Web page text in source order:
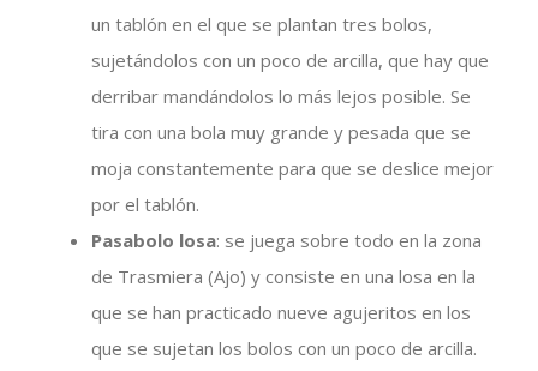
un tablón en el que se plantan tres bolos,
sujetándolos con un poco de arcilla, que hay que
derribar mandándolos lo más lejos posible. Se
tira con una bola muy grande y pesada que se
moja constantemente para que se deslice mejor
por el tablón.
Pasabolo losa: se juega sobre todo en la zona
de Trasmiera (Ajo) y consiste en una losa en la
que se han practicado nueve agujeritos en los
que se sujetan los bolos con un poco de arcilla.